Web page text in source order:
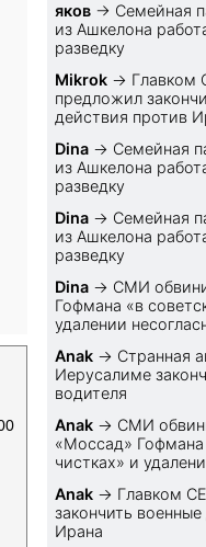
яков → Семейная
из Ашкелона
разведку
Mikrok → Главком
предложил
действия против
Dina → Семейная
из Ашкелона
разведку
Dina → Семейная
из Ашкелона
разведку
Dina → СМИ
Гофмана «в
удалении
Anak → Странная
Иерусалиме
водителя
Anak → СМИ
«Моссад» Гофмана
чистках» и
Anak → Главком
закончить
Ирана